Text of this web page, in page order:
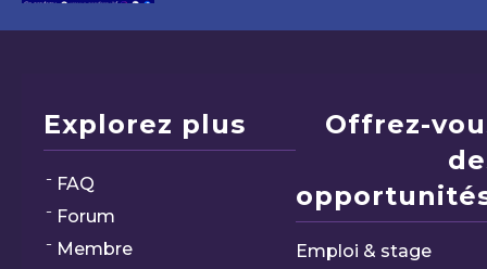
Explorez plus
FAQ
Forum
Membre
Offrez-
Emploi & stage